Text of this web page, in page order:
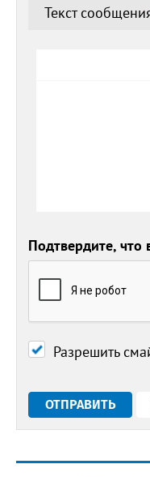
Текст
Подтвердите, что
Разрешить